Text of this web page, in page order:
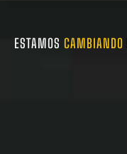
ESTAMOS CAMBIANDO